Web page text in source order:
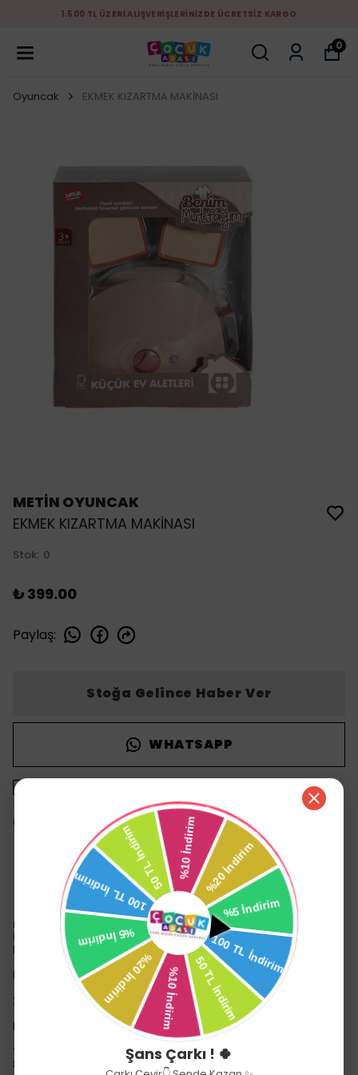
1.500 TL ÜZERİ ALIŞVERİŞLERİNİZDE ÜCRETSİZ KARGO
0
Oyuncak EKMEK KIZARTMA MAKİNASI
METİN OYUNCAK
EKMEK KIZARTMA MAKİNASI
Stok: 0
₺ 399.00
Paylaş:
Stoğa Gelince Haber Ver
WHATSAPP
14 gün içinde iade değişim
Ürün Açıklaması
ngel Of Life YH129-5S Sesli ve Işıklı Ekmek Kızartma
Makinesi -Birliktoys
Haydi çocuklar!
Mutfaktaki hünerleri gösterme zamanı!
2 Adet AA pille çalışır. Piller kutuya dahil değildir.
Kutu Boyutu:9,5x17x20,2 cm
Yaş:3+
8698555798682
Şans Çarkı ! 🍀